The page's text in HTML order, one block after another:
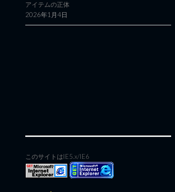
アイテムの正体
2026年1月4日
このサイトはIE5.x/IE6